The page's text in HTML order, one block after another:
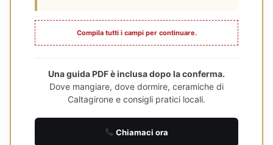
Compila tutti i campi per continuare.
Una guida PDF è inclusa dopo la conferma.
Dove mangiare, dove dormire, ceramiche di
Caltagirone e consigli pratici locali.
Chiamaci ora